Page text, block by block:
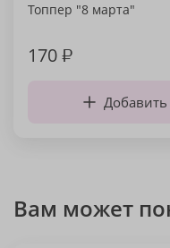
Топпер "8 марта"
170₽
Добавить
Вам может